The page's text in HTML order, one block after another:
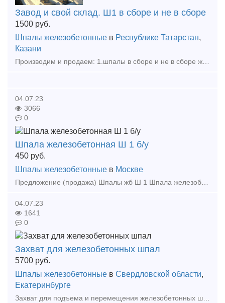
Завод и свой склад. Ш1 в сборе и не в сборе
1500 руб.
Шпалы железобетонные в Республике Татарстан,
Казани
Производим и продаем: 1.шпалы в сборе и не в сборе железобетонные. 2.Шпалы деревянные и брус ж/д И реализуем весь материал всп.
04.07.23
3066
0
Шпала железобетонная Ш 1 б/у
450 руб.
Шпалы железобетонные в Москве
04.07.23
1641
0
Захват для железобетонных шпал
5700 руб.
Шпалы железобетонные в Свердловской области,
Екатеринбурге